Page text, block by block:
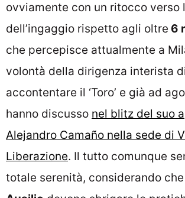
ovviamente con un ritocco verso
dell’ingaggio rispetto agli oltre 6
che percepisce attualmente a
volontà della dirigenza interista
accontentare il ‘Toro’ e già ad
hanno discusso nel blitz del suo
Alejandro Camaño nella sede di
Liberazione. Il tutto comunque
totale serenità, considerando che